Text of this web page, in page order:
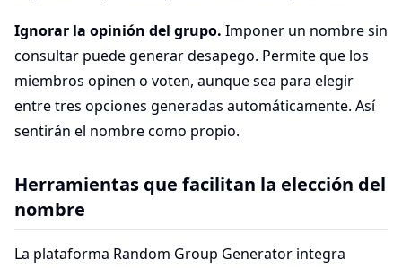
Ignorar la opinión del grupo. Imponer un nombre sin
consultar puede generar desapego. Permite que los
miembros opinen o voten, aunque sea para elegir
entre tres opciones generadas automáticamente. Así
sentirán el nombre como propio.
Herramientas que facilitan la elección del
nombre
La plataforma Random Group Generator integra